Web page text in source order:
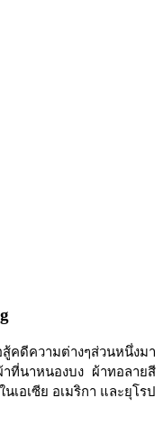
คดีความต่างๆส่วนหนึ่งมา
าที่นาหนองบง ผ้าทอลายสี
เอเซีย อเมริกา และยุโรป